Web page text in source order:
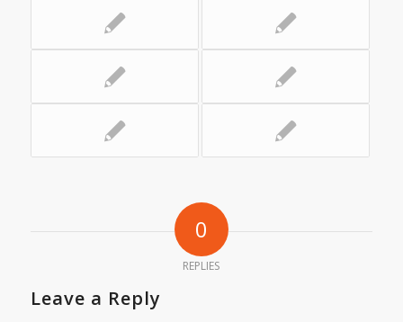
0
REPLIES
Leave a Reply